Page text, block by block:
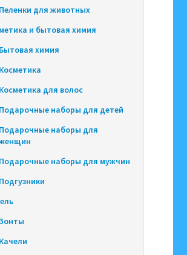
Пеленки для животных
и бытовая химия
Бытовая химия
Косметика
Косметика для волос
Подарочные наборы для детей
Подарочные наборы для
Подарочные наборы для мужчин
Подгузники
Качели